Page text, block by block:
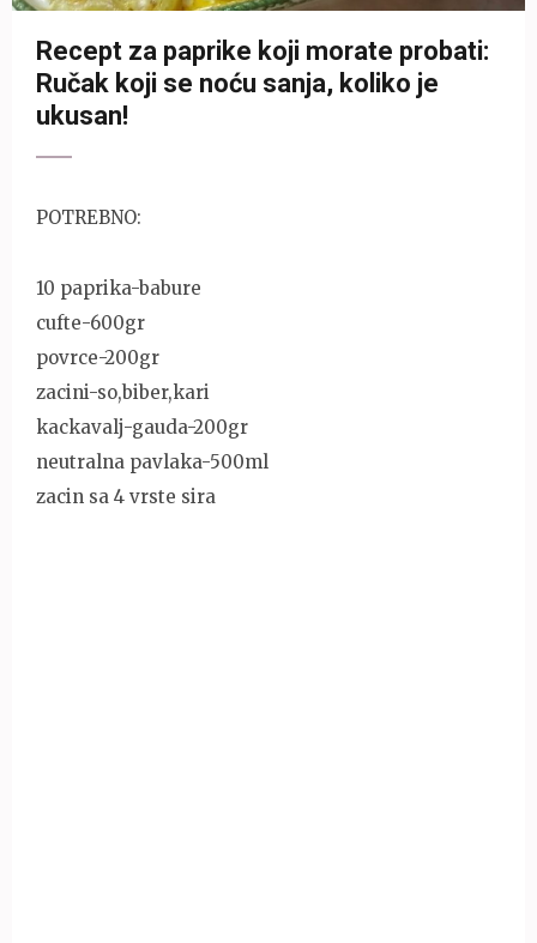
Recept za paprike koji morate probati:
Ručak koji se noću sanja, koliko je
ukusan!
POTREBNO:
10 paprika-babure
cufte-600gr
povrce-200gr
zacini-so,biber,kari
kackavalj-gauda-200gr
neutralna pavlaka-500ml
zacin sa 4 vrste sira